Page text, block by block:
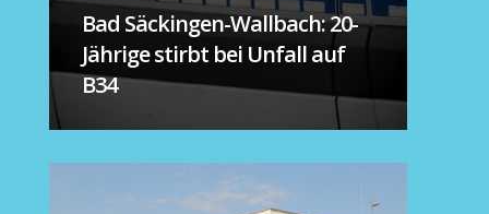
Bad Säckingen-Wallbach: 20-
Jährige stirbt bei Unfall auf
B34